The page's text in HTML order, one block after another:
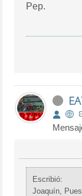
Pep.
Escribió:
Joaquín,